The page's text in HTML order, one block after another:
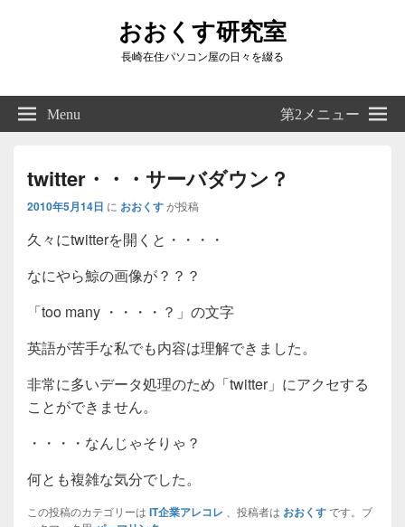
おおくす研究室
長崎在住パソコン屋の日々を綴る
Right
Sidebar
Widget
Menu 第2メニュー
twitter・・・サーバダウン？
2010年5月14日 に おおくすが投稿
久々にtwitterを開くと・・・・
なにやら鯨の画像が？？？
「too many ・・・・？」の文字
英語が苦手な私でも内容は理解できました。
非常に多いデータ処理のため「twitter」にアクセする
ことができません。
・・・・なんじゃそりゃ？
何とも複雑な気分でした。
この投稿のカテゴリーは IT企業アレコレ 、投稿者は おおくすです。ブ